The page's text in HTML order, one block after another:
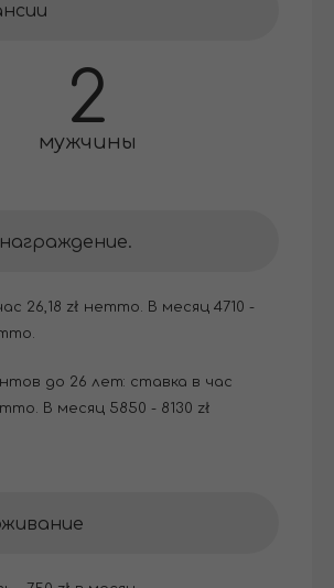
2
мужчины
26,18 zł нетто. В месяц 4710 -
до 26 лет: ставка в час
В месяц 5850 - 8130 zł